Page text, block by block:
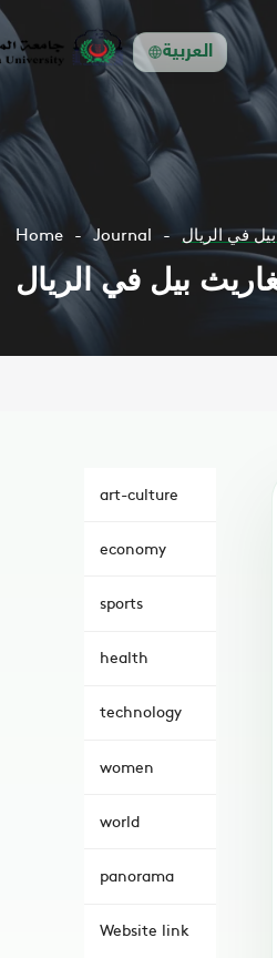
العربية
Home Journal في الريال
بيل في الريال
art-culture
economy
sports
health
technology
women
world
panorama
Website link